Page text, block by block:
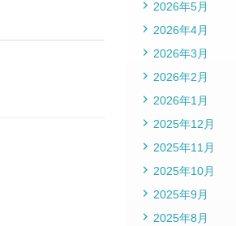
2026年5月
2026年4月
2026年3月
2026年2月
2026年1月
2025年12月
2025年11月
2025年10月
2025年9月
2025年8月